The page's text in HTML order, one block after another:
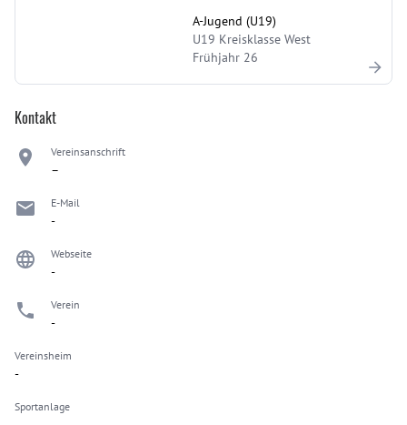
A-Jugend (U19)
U19 Kreisklasse West
Frühjahr 26
Kontakt
Vereinsanschrift
–
E-Mail
-
Webseite
-
Verein
-
Vereinsheim
-
Sportanlage